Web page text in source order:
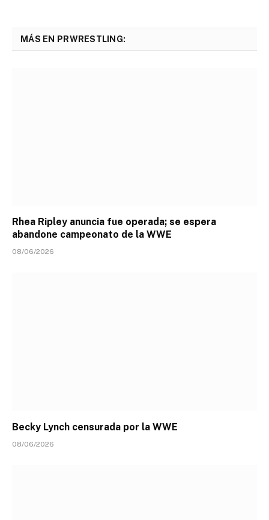
MÁS EN PRWRESTLING:
Rhea Ripley anuncia fue operada; se espera
abandone campeonato de la WWE
08/06/2026
Becky Lynch censurada por la WWE
08/06/2026